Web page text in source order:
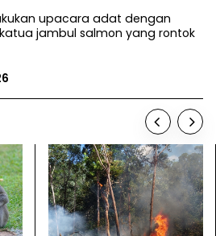
upacara adat dengan
jambul salmon yang rontok